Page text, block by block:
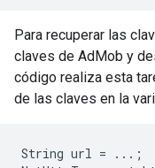
Para recuperar las
claves de AdMob y
código realiza esta
de las claves en la
String url = ...;